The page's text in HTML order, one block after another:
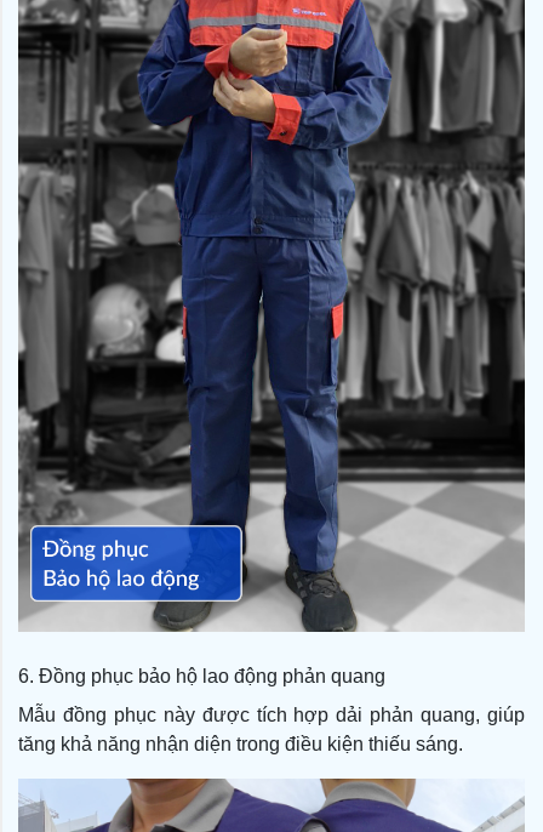
6. Đồng phục bảo hộ lao động phản quang
Mẫu đồng phục này được tích hợp dải phản quang, giúp
tăng khả năng nhận diện trong điều kiện thiếu sáng.